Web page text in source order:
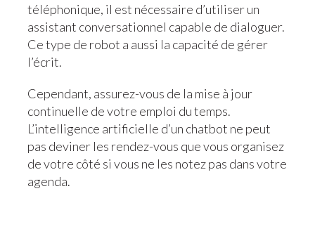
téléphonique, il est nécessaire d’utiliser un
assistant conversationnel capable de dialoguer.
Ce type de robot a aussi la capacité de gérer
l’écrit.
Cependant, assurez-vous de la mise à jour
continuelle de votre emploi du temps.
L’intelligence artificielle d’un chatbot ne peut
pas deviner les rendez-vous que vous organisez
de votre côté si vous ne les notez pas dans votre
agenda.